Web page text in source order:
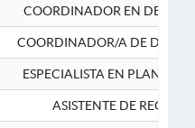
COORDINADOR EN
COORDINADOR/A DE
ESPECIALISTA EN
ASISTENTE DE